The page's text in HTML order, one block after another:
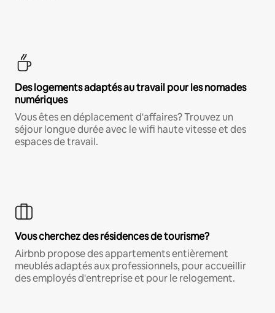
Des logements adaptés au travail pour les nomades
numériques
Vous êtes en déplacement d'affaires? Trouvez un
séjour longue durée avec le wifi haute vitesse et des
espaces de travail.
Vous cherchez des résidences de tourisme?
Airbnb propose des appartements entièrement
meublés adaptés aux professionnels, pour accueillir
des employés d'entreprise et pour le relogement.